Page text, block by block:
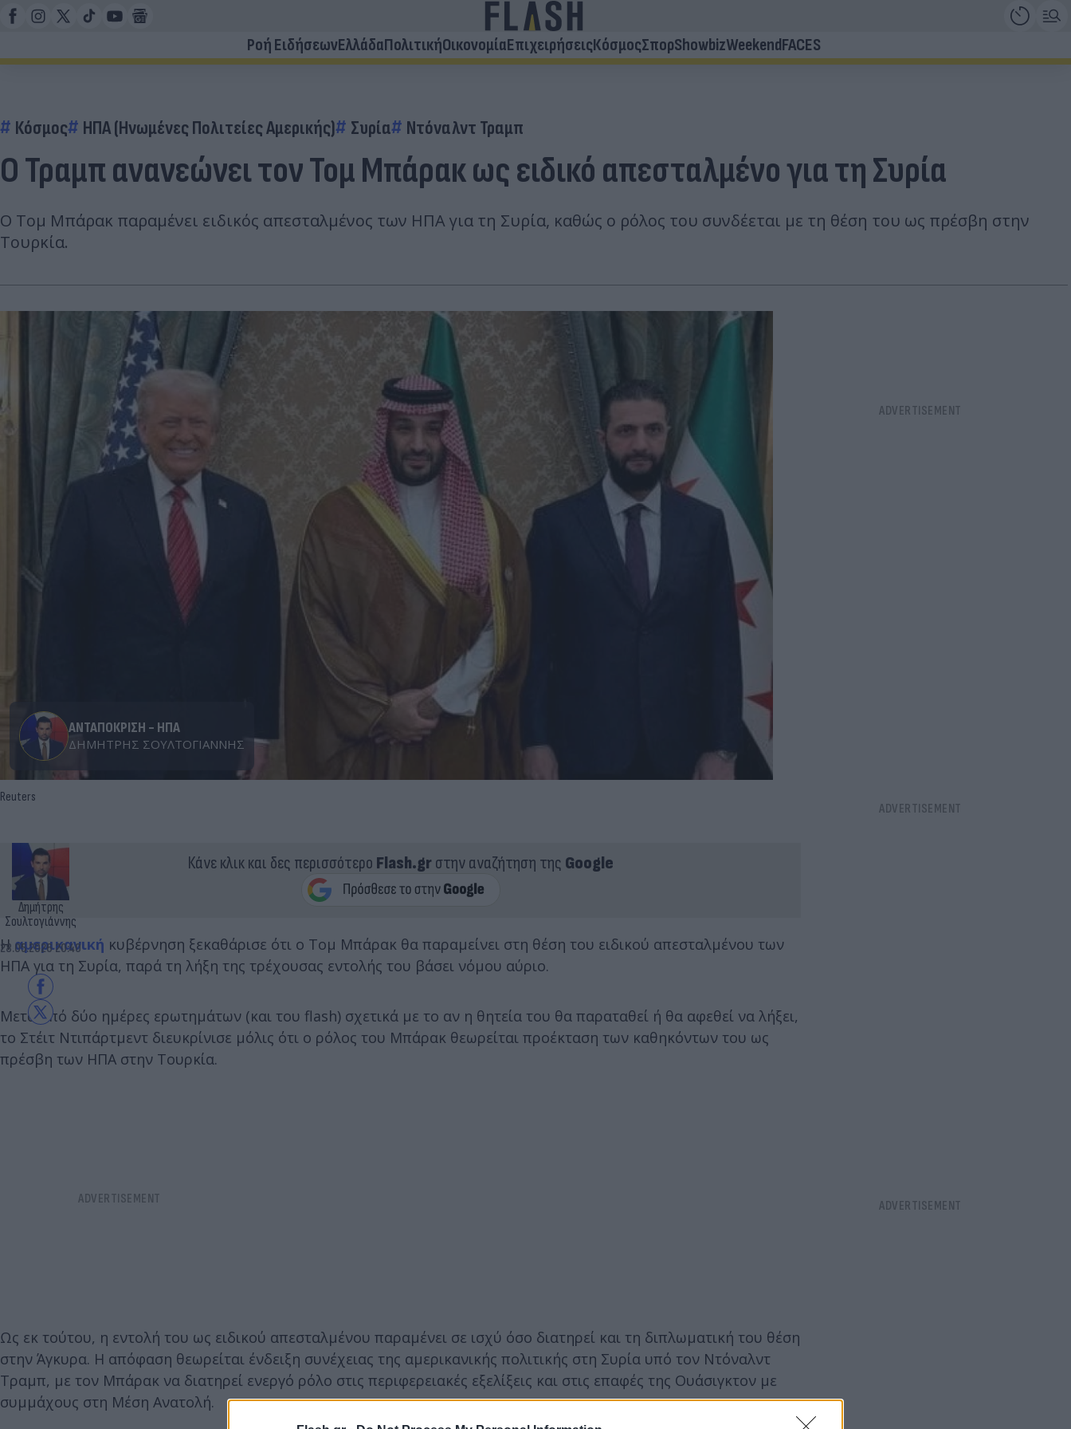
Ροή ΕιδήσεωνΕλλάδαΠολιτικήΟικονομίαΕπιχειρήσειςΚόσμοςΣπορShowbizWeekendFACES
Κόσμος ΗΠΑ (Ηνωμένες Πολιτείες Αμερικής) Συρία Ντόναλντ Τραμπ
Ο Τραμπ ανανεώνει τον Τομ Μπάρακ ως ειδικό απεσταλμένο για τη Συρία
Ο Τομ Μπάρακ παραμένει ειδικός απεσταλμένος των ΗΠΑ για τη Συρία, καθώς ο ρόλος του συνδέεται με τη θέση του ως πρέσβη στην
Τουρκία.
ΑΝΤΑΠΟΚΡΙΣΗ - ΗΠΑ
ΔΗΜΉΤΡΗΣ ΣΟΥΛΤΟΓΙΆΝΝΗΣ
Reuters
Δημήτρης
Σουλτογιάννης
28.05.2026 20:40
Κάνε κλικ και δες περισσότερο Flash.grστην αναζήτηση της Google
Η αμερικανική κυβέρνηση ξεκαθάρισε ότι ο Τομ Μπάρακ θα παραμείνει στη θέση του ειδικού απεσταλμένου των
ΗΠΑ για τη Συρία, παρά τη λήξη της τρέχουσας εντολής του βάσει νόμου αύριο.
Μετά από δύο ημέρες ερωτημάτων (και του flash) σχετικά με το αν η θητεία του θα παραταθεί ή θα αφεθεί να λήξει,
το Στέιτ Ντιπάρτμεντ διευκρίνισε μόλις ότι ο ρόλος του Μπάρακ θεωρείται προέκταση των καθηκόντων του ως
πρέσβη των ΗΠΑ στην Τουρκία.
Ως εκ τούτου, η εντολή του ως ειδικού απεσταλμένου παραμένει σε ισχύ όσο διατηρεί και τη διπλωματική του θέση
στην Άγκυρα. Η απόφαση θεωρείται ένδειξη συνέχειας της αμερικανικής πολιτικής στη Συρία υπό τον Ντόναλντ
Τραμπ, με τον Μπάρακ να διατηρεί ενεργό ρόλο στις περιφερειακές εξελίξεις και στις επαφές της Ουάσιγκτον με
συμμάχους στη Μέση Ανατολή.